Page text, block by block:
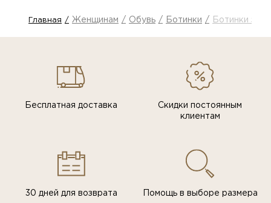
Главная Женщинам Обувь Ботинки Ботинки
Бесплатная доставка
Скидки постоянным
клиентам
30 дней для возврата Помощь в выборе размера